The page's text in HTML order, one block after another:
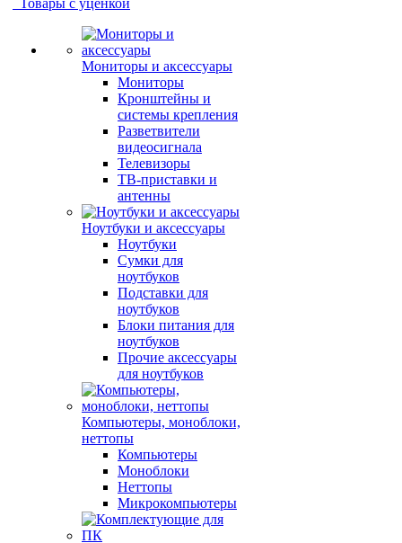
Товары с уценкой
Мониторы и аксессуары
Мониторы
Кронштейны и
системы крепления
Разветвители
видеосигнала
Телевизоры
ТВ-приставки и
антенны
Ноутбуки и аксессуары
Ноутбуки
Сумки для
ноутбуков
Подставки для
ноутбуков
Блоки питания для
ноутбуков
Прочие аксессуары
для ноутбуков
Компьютеры, моноблоки,
неттопы
Компьютеры
Моноблоки
Неттопы
Микрокомпьютеры